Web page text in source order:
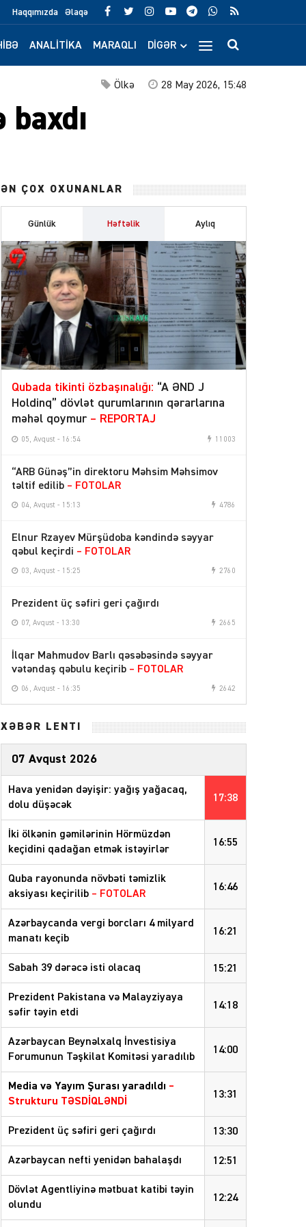
Haqqımızda Əlaqə
ANALITIKA MARAQLI DIGƏR
28 May 2026, 15:48
Ölkə
ƏN ÇOX OXUNANLAR
Günlük Həftəlik Aylıq
Qubada tikinti özbaşınalığı: “A ƏND J
Holdinq” dövlət qurumlarının qərarlarına
məhəl qoymur – REPORTAJ
05, Avqust - 16:54 11003
“ARB Günəş”in direktoru Məhsim Məhsimov
təltif edilib – FOTOLAR
04, Avqust - 15:13 4786
Elnur Rzayev Mürşüdoba kəndində səyyar
qəbul keçirdi – FOTOLAR
03, Avqust - 15:25 2760
Prezident üç səfiri geri çağırdı
07, Avqust - 13:30 2665
İlqar Mahmudov Barlı qəsəbəsində səyyar
vətəndaş qəbulu keçirib – FOTOLAR
06, Avqust - 16:35 2642
XƏBƏR LENTİ
07 Avqust 2026
17:38
Hava yenidən dəyişir: yağış yağacaq,
dolu düşəcək
16:55
İki ölkənin gəmilərinin Hörmüzdən
keçidini qadağan etmək istəyirlər
16:46
Quba rayonunda növbəti təmizlik
aksiyası keçirilib – FOTOLAR
16:21
Azərbaycanda vergi borcları 4 milyard
manatı keçib
15:21
Sabah 39 dərəcə isti olacaq
14:18
Prezident Pakistana və Malayziyaya
səfir təyin etdi
14:00
Azərbaycan Beynəlxalq İnvestisiya
Forumunun Təşkilat Komitəsi yaradılıb
13:31
Media və Yayım Şurası yaradıldı –
Strukturu TƏSDİQLƏNDİ
13:30
Prezident üç səfiri geri çağırdı
12:51
Azərbaycan nefti yenidən bahalaşdı
12:24
Dövlət Agentliyinə mətbuat katibi təyin
olundu